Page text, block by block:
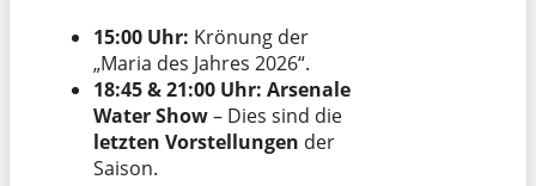
15:00 Uhr: Krönung der
„Maria des Jahres 2026“.
18:45 & 21:00 Uhr: Arsenale
Water Show– Dies sind die
letzten Vorstellungen der
Saison.